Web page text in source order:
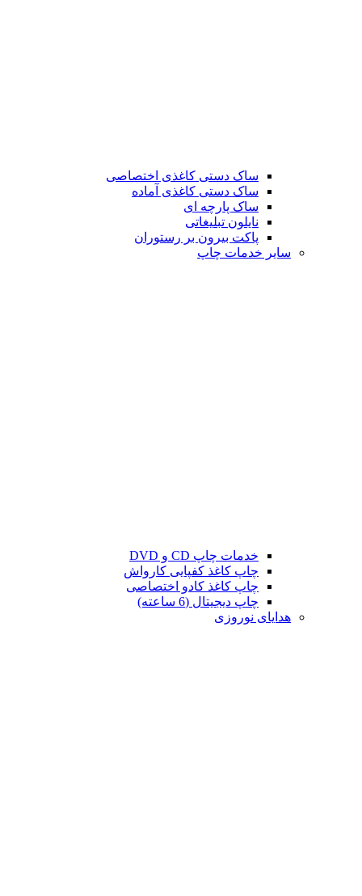
ساک دستی کاغذی اختصاصی
ساک دستی کاغذی آماده
ساک پارچه ای
نایلون تبلیغاتی
پاکت بیرون بر رستوران
سایر خدمات چاپ
خدمات چاپ CD و DVD
چاپ کاغذ کفپایی کارواش
چاپ کاغذ کادو اختصاصی
چاپ دیجیتال (6 ساعته)
هدایای نوروزی